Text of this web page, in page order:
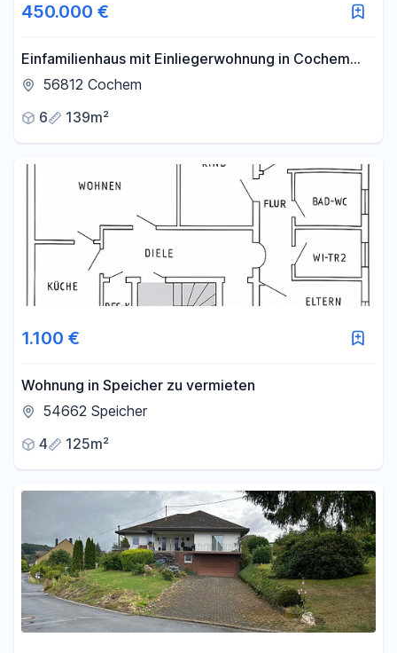
450.000 €
Einfamilienhaus mit Einliegerwohnung in Cochem
Oberstadt zu verkaufen
56812 Cochem
6
139m²
1.100 €
Wohnung in Speicher zu vermieten
54662 Speicher
4
125m²